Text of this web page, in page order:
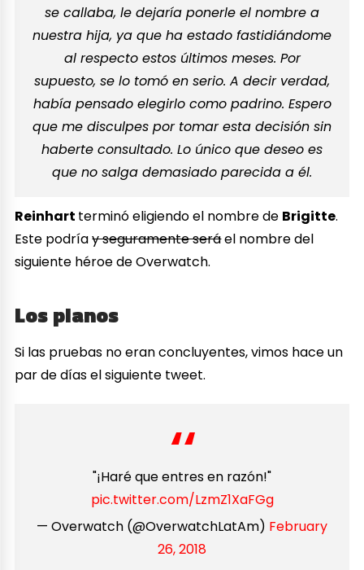
se callaba, le dejaría ponerle el nombre a
nuestra hija, ya que ha estado fastidiándome
al respecto estos últimos meses. Por
supuesto, se lo tomó en serio. A decir verdad,
había pensado elegirlo como padrino. Espero
que me disculpes por tomar esta decisión sin
haberte consultado. Lo único que deseo es
que no salga demasiado parecida a él.
Reinhart terminó eligiendo el nombre de Brigitte.
Este podríay seguramente seráel nombre del
siguiente héroe de Overwatch.
Los planos
Si las pruebas no eran concluyentes, vimos hace un
par de días el siguiente tweet.
"¡Haré que entres en razón!"
pic.twitter.com/LzmZ1XaFGg
— Overwatch (@OverwatchLatAm) February
26, 2018